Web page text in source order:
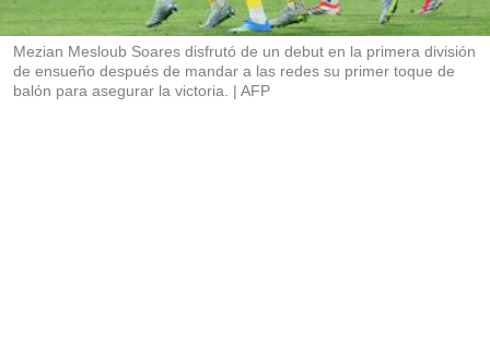
r
Mezian Mesloub Soares disfrutó de un debut en la primera división
de ensueño después de mandar a las redes su primer toque de
balón para asegurar la victoria.
AFP